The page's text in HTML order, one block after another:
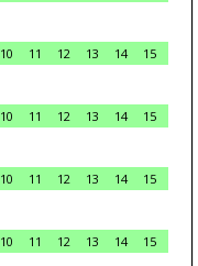
10 11 12 13 14
15
10 11 12 13 14
15
10 11 12 13 14
15
10 11 12 13 14
15